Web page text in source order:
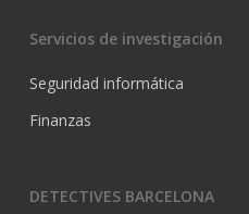
Servicios de investigación
Seguridad informática
Finanzas
DETECTIVES BARCELONA